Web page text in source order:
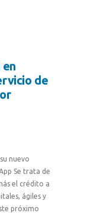
en
de
nuevo
Se trata de
el crédito a
ágiles y
próximo